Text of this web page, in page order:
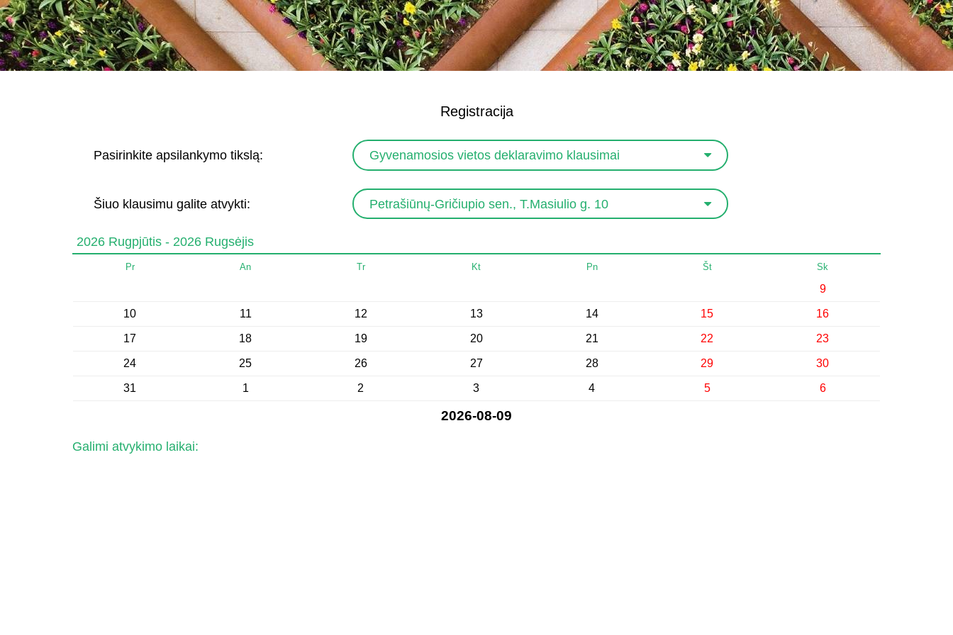
Registracija
Pasirinkite apsilankymo tikslą: Gyvenamosios vietos deklaravimo klausimai
Šiuo klausimu galite atvykti: Petrašiūnų-Gričiupio sen., T.Masiulio g. 10
2026 Rugpjūtis - 2026 Rugsėjis
Pr An Tr Kt Pn Št Sk
9
10 11 12 13 14 15 16
17 18 19 20 21 22 23
24 25 26 27 28 29 30
31 1 2 3 4 5 6
2026-08-09
Galimi atvykimo laikai: